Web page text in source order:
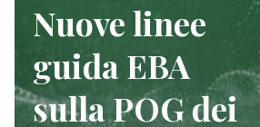
Nuove linee
guida EBA
sulla POG dei